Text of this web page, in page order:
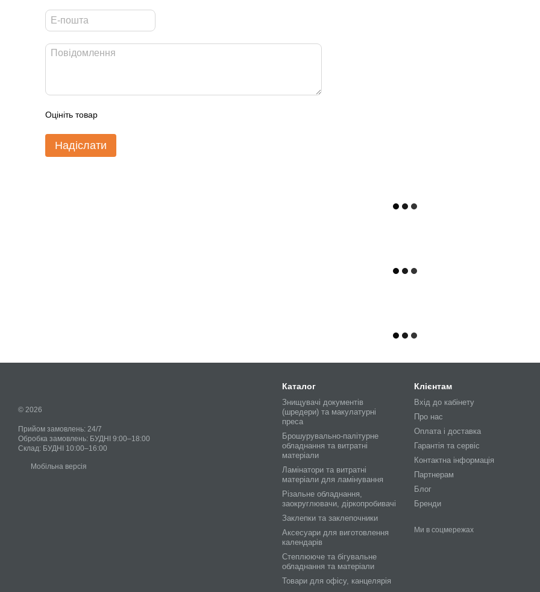
Оцініть товар
Надіслати
© 2026
Прийом замовлень: 24/7
Обробка замовлень: БУДНІ 9:00–18:00
Склад: БУДНІ 10:00–16:00
Мобільна версія
Каталог
Знищувачі документів
(шредери) та макулатурні
преса
Брошурувально-палітурне
обладнання та витратні
матеріали
Ламінатори та витратні
матеріали для ламінування
Різальне обладнання,
заокруглювачи, діркопробивачі
Заклепки та заклепочники
Аксесуари для виготовлення
календарів
Степлююче та бігувальне
обладнання та матеріали
Товари для офісу, канцелярія
Клієнтам
Вхід до кабінету
Про нас
Оплата і доставка
Гарантія та сервіс
Контактна інформація
Партнерам
Блог
Бренди
Ми в соцмережах